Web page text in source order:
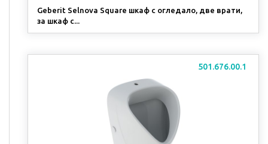
Geberit Selnova Square шкаф с огледало, две врати,
за шкаф с...
501.676.00.1